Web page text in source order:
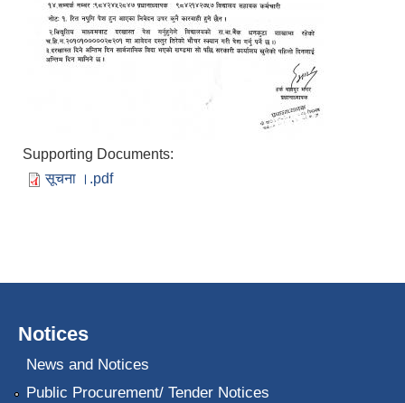
Supporting Documents:
सूचना ।.pdf
Notices
News and Notices
Public Procurement/ Tender Notices